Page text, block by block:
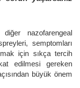
nazofarengeal
semptomları
için sıkça tercih
edilmesi gereken
büyük önem